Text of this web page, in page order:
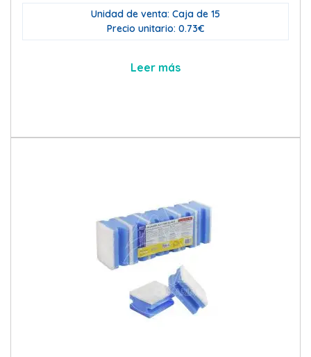
Unidad de venta: Caja de 15
Precio unitario: 0.73€
Leer más